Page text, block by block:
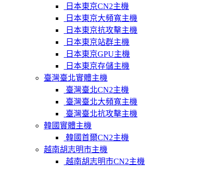
日本東京CN2主機
日本東京大頻寬主機
日本東京抗攻擊主機
日本東京站群主機
日本東京GPU主機
日本東京存儲主機
臺灣臺北實體主機
臺灣臺北CN2主機
臺灣臺北大頻寬主機
臺灣臺北抗攻擊主機
韓國實體主機
韓國首爾CN2主機
越南胡志明市主機
越南胡志明市CN2主機